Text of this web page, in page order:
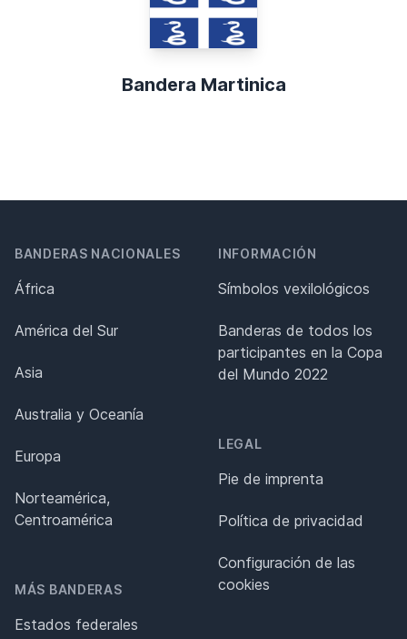
Bandera Martinica
BANDERAS NACIONALES
África
América del Sur
Asia
Australia y Oceanía
Europa
Norteamérica,
Centroamérica
MÁS BANDERAS
Estados federales
INFORMACIÓN
Símbolos vexilológicos
Banderas de todos los
participantes en la Copa
del Mundo 2022
LEGAL
Pie de imprenta
Política de privacidad
Configuración de las
cookies